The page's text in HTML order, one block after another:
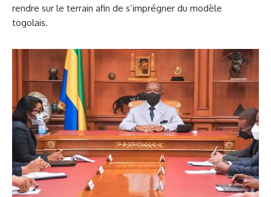
rendre sur le terrain afin de s’imprégner du modèle
togolais.